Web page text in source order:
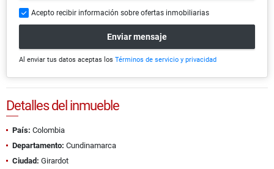
Acepto recibir información sobre ofertas inmobiliarias
Enviar mensaje
Al enviar tus datos aceptas los Términos de servicio y privacidad
Detalles del inmueble
País: Colombia
Departamento: Cundinamarca
Ciudad: Girardot